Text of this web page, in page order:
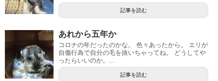
記事を読む
あれから五年か
コロナの年だったのかな。 色々あったから。 エリが
自傷行為で自分の毛を抜いちゃってね。 どうしてや
ったらいいのか。...
記事を読む